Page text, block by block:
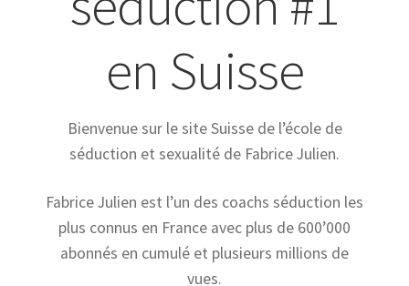
en Suisse
Bienvenue sur le site Suisse de l’école de
séduction et sexualité de Fabrice Julien.
Fabrice Julien est l’un des coachs séduction les
plus connus en France avec plus de 600’000
abonnés en cumulé et plusieurs millions de
vues.